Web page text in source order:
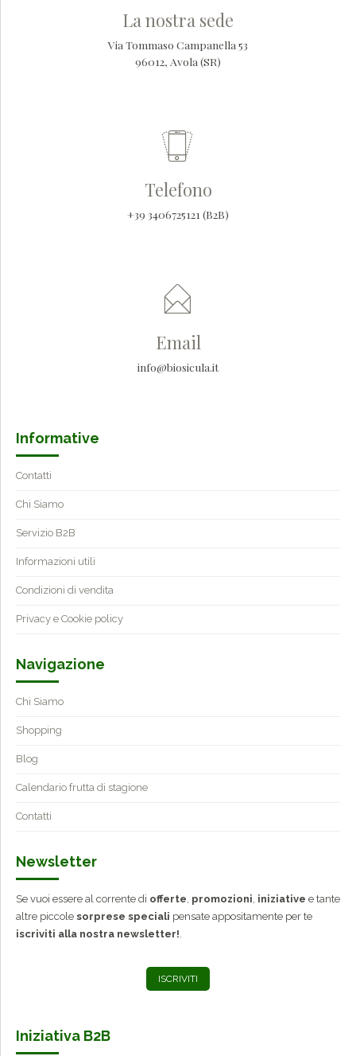
La nostra sede
Via Tommaso Campanella 53
96012, Avola (SR)
Telefono
+39 3406725121 (B2B)
Email
info@biosicula.it
Informative
Contatti
Chi Siamo
Servizio B2B
Informazioni utili
Condizioni di vendita
Privacy e Cookie policy
Navigazione
Chi Siamo
Shopping
Blog
Calendario frutta di stagione
Contatti
Newsletter
Se vuoi essere al corrente di offerte, promozioni, iniziative e tante
altre piccole sorprese speciali pensate appositamente per te
iscriviti alla nostra newsletter!.
ISCRIVITI
Iniziativa B2B